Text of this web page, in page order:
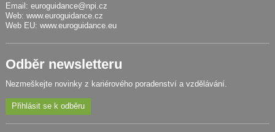
Email: euroguidance@npi.cz
Web: www.euroguidance.cz
Web EU: www.euroguidance.eu
Odběr newsletteru
Nezmeškejte novinky z kariérového poradenství a vzdělávání.
Přihlásit se k odběru